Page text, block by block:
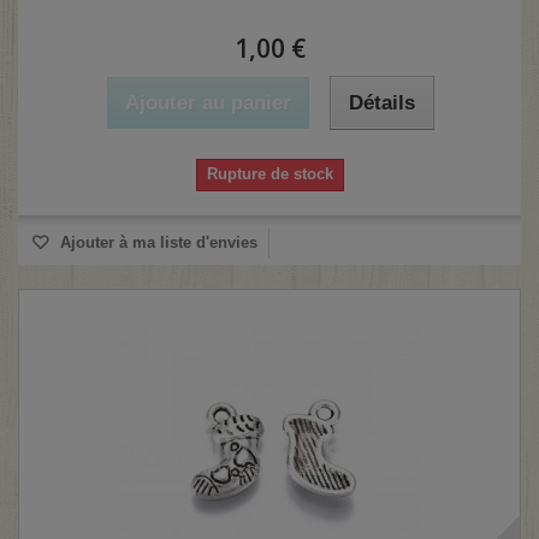
1,00 €
Ajouter au panier Détails
Rupture de stock
Ajouter à ma liste d'envies